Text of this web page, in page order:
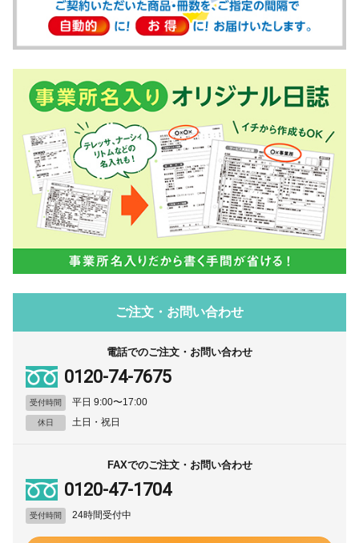
ご注文・お問い合わせ
電話でのご注文・お問い合わせ
0120-74-7675
受付時間 平日 9:00〜17:00
休日 土日・祝日
FAXでのご注文・お問い合わせ
0120-47-1704
受付時間 24時間受付中